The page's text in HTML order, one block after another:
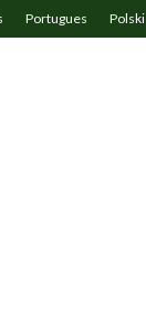
Portugues Polski